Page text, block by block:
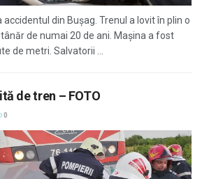
din Bușag. Trenul a lovit în plin o
de numai 20 de ani. Mașina a fost
de metri. Salvatorii ...
de tren – FOTO
0